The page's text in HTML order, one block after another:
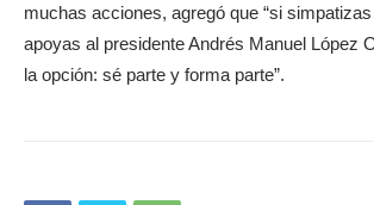
muchas acciones, agregó que “si
apoyas al presidente Andrés Manuel López
la opción: sé parte y forma parte”.